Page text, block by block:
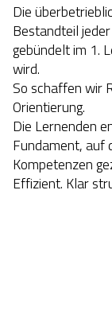
Die
Bestandteil
gebündelt im 1.
wird.
So schaffen wir
Orientierung.
Die Lernenden
Fundament, auf
Kompetenzen
Effizient. Klar